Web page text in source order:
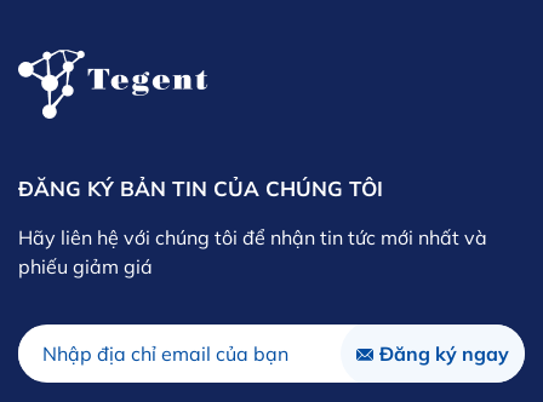
ĐĂNG KÝ BẢN TIN CỦA CHÚNG TÔI
Hãy liên hệ với chúng tôi để nhận tin tức mới nhất và
phiếu giảm giá